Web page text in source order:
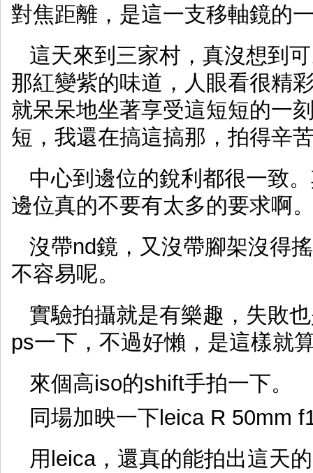
對焦距離，是這一支移軸鏡的
這天來到三家村，真沒想到
那紅變紫的味道，人眼看很精
就呆呆地坐著享受這短短的一
短，我還在搞這搞那，拍得辛
中心到邊位的銳利都很一致
邊位真的不要有太多的要求啊
沒帶nd鏡，又沒帶腳架沒得
不容易呢。
實驗拍攝就是有樂趣，失敗
ps一下，不過好懶，是這樣就
來個高iso的shift手拍一下。
同場加映一下leica R 50mm
用leica，還真的能拍出這天